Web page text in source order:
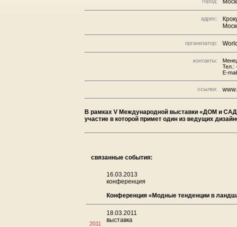
адрес:
организатор:
контакты:
Тел.:
E-
ссылки:
В рамках V Международной выставки «ДОМ и
участие в которой примет один из ведущих
связанные события:
16.03.2013
конференция
Конференция «Модные тенденции в
2011
18.03.2011
выставка